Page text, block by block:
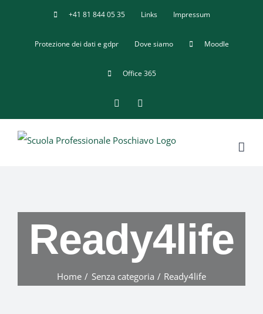
contenuto
+41 81 844 05 35 Links Impressum
Protezione dei dati e gdpr Dove siamo Moodle
Office 365
Facebook
Ready4life
Home Senza categoria Ready4life